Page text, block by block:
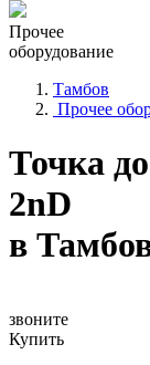
Прочее
оборудование
Тамбов
Прочее
Точка
2nD
в
звоните
Купить